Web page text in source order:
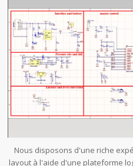
Nous disposons d'une riche
layout à l'aide d'une plateforme